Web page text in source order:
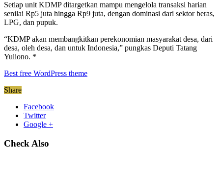
Setiap unit KDMP ditargetkan mampu mengelola transaksi harian
senilai Rp5 juta hingga Rp9 juta, dengan dominasi dari sektor beras,
LPG, dan pupuk.
“KDMP akan membangkitkan perekonomian masyarakat desa, dari
desa, oleh desa, dan untuk Indonesia,” pungkas Deputi Tatang
Yuliono. *
Best free WordPress theme
Share
Facebook
Twitter
Google +
Check Also